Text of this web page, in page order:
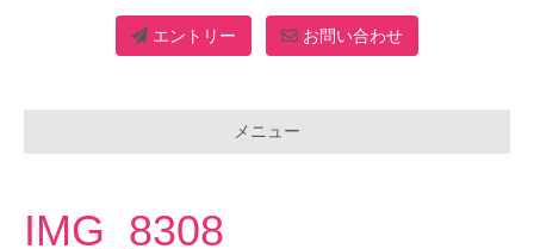
エントリー お問い合わせ
メニュー
IMG_8308